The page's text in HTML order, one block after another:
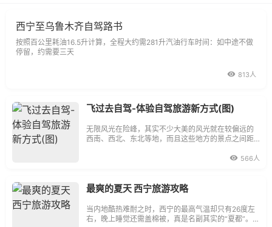
西宁至乌鲁木齐自驾路书
按照百公里耗油16.5升计算，全程大约需281升汽油行车时间：如中途不做
停留，约需要三天
813人
飞过去自驾-体验自驾旅游新方式(图)
无限风光在险峰，其实不少大美的风光就在较偏远的
西南、西北、东北等地，而且这些地方的景点之间距
566人
最爽的夏天 西宁旅游攻略
当内地酷热难耐之时，西宁的最高气温却只有26度左
右，晚上睡觉还需盖棉被，真是名副其实的“夏都”。更